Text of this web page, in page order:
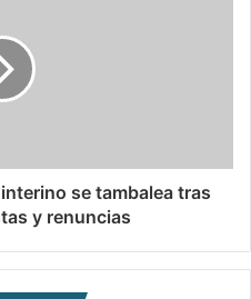
se tambalea tras
y renuncias